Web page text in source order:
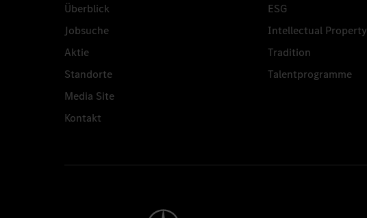
Überblick
Jobsuche
Aktie
Standorte
Media Site
Kontakt
ESG
Intellectual Property
Tradition
Talentprogramme